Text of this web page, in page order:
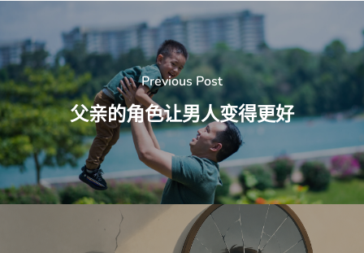
Previous Post
父亲的角色让男人变得更好